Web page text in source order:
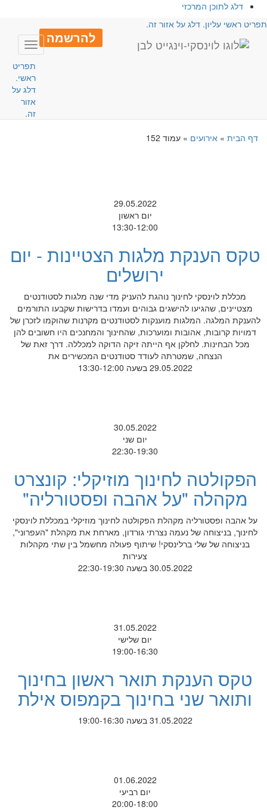
דלג לתוכן המרכזי
ראשי עליון. דלג על אזור זה.
להרשמה
Toggle
תפריט
ראשי.
דלג על
אזור
זה.
דף הבית» אירועים» עמוד 152
29.05.2022
יום ראשון
13:30-12:00
טקס הענקת מלגות הצטיינות - יום
ירושלים
מכללת לוינסקי לחינוך נוהגת להעניק מדי שנה מלגות לסטודנטים
מצטיינים, שהגיעו להישגים גבוהים ועמדו בדרישות שקבעו התורמים
להענקת המלגה. המלגות מוענקות לסטודנטים מקרנות שהוקמו לזכרן של
דמויות קרובות, אהובות ומוערכות, שהחינוך והמחנכים היו חשובים להן
מכל הבחינות. לחלקן אף הייתה זיקה הדוקה למכללה. דרך זאת של
הנצחה, שמטרתה לעודד סטודנטים המכשירים את
29.05.2022 בשעה 13:30-12:00
30.05.2022
יום שני
22:30-19:30
הפקולטה לחינוך מוזיקלי: קונצרט
מקהלה "על אהבה ופסטורליה"
על אהבה ופסטורליה מקהלת הפקולטה לחינוך מוזיקלי במכללת לוינסקי
לחינוך, בניצוחה של נעמה נצרתי גורדון, מארחת את מקהלת "העפרוני",
בניצוחה של שלי ברלינסקי! שיתוף פעולה מחשמל בין שתי מקהלות
צעירות
30.05.2022 בשעה 22:30-19:30
31.05.2022
יום שלישי
19:00-16:30
טקס הענקת תואר ראשון בחינוך
ותואר שני בחינוך בקמפוס אילת
31.05.2022 בשעה 19:00-16:30
01.06.2022
יום רביעי
20:00-18:00